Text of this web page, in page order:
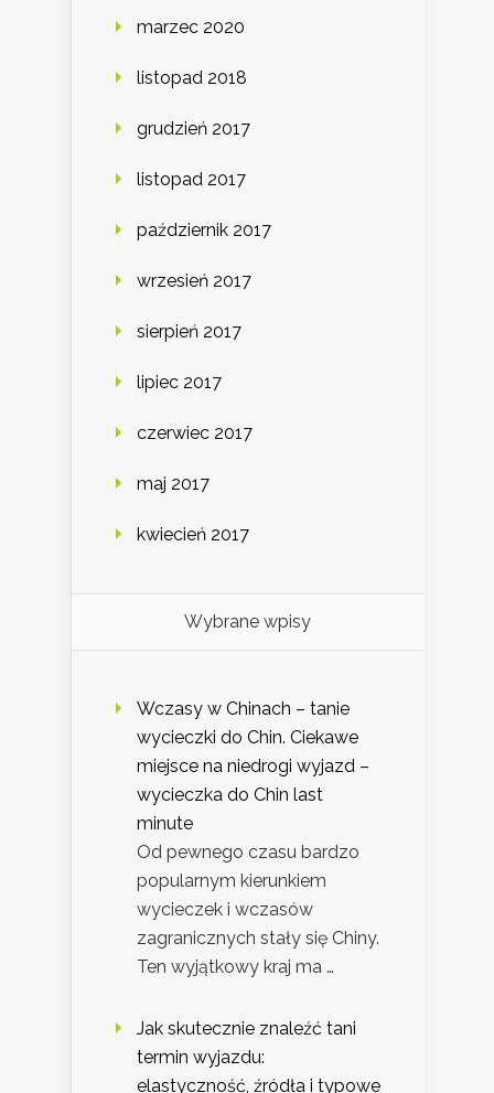
marzec 2020
listopad 2018
grudzień 2017
listopad 2017
październik 2017
wrzesień 2017
sierpień 2017
lipiec 2017
czerwiec 2017
maj 2017
kwiecień 2017
Wybrane wpisy
Wczasy w Chinach – tanie
wycieczki do Chin. Ciekawe
miejsce na niedrogi wyjazd –
wycieczka do Chin last
minute
Od pewnego czasu bardzo
popularnym kierunkiem
wycieczek i wczasów
zagranicznych stały się Chiny.
Ten wyjątkowy kraj ma …
Jak skutecznie znaleźć tani
termin wyjazdu:
elastyczność, źródła i typowe